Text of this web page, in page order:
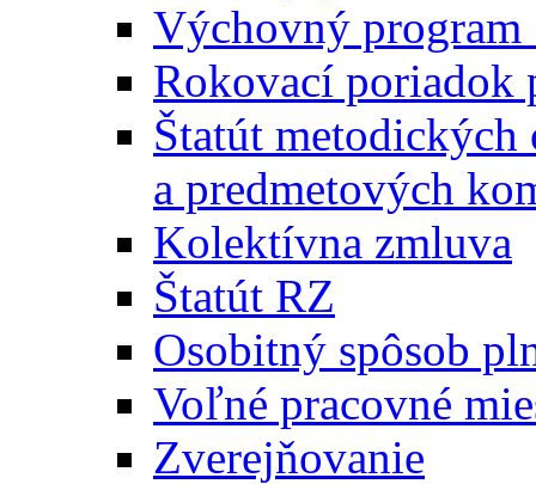
Výchovný
Rokovací poriadok
Štatút
a predmetových
Kolektívna zmluva
Štatút RZ
Osobitný spôsob
Voľné pracovné
Zverejňovanie